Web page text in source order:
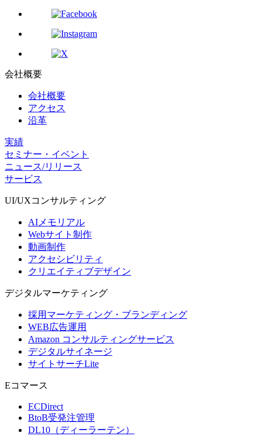
会社概要
会社概要
アクセス
沿革
実績
セミナー・イベント
ニュース/リリース
サービス
UI/UXコンサルティング
AIメモリアル
Webサイト制作
動画制作
アクセシビリティ
クリエイティブデザイン
デジタルマーケティング
採用マーケティング・ブランディング
WEB広告運用
Amazon コンサルティングサービス
デジタルサイネージ
サイトサーチLite
Eコマース
ECDirect
BtoB受発注管理
DL10（ディーラーテン）